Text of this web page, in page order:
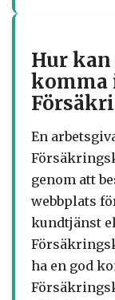
Hur
komma
En
genom att
webbplats
kundtjänst
ha en god